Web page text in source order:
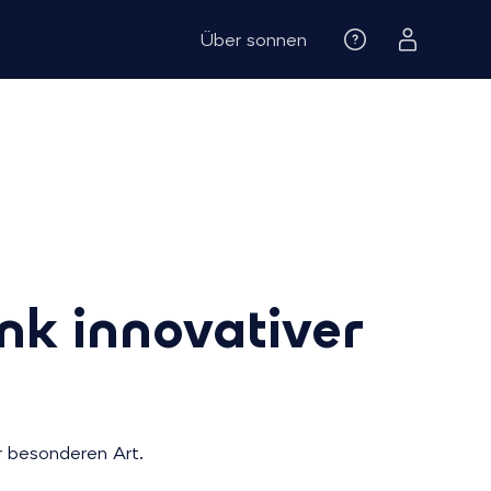
Über sonnen
innovativer
besonderen Art.